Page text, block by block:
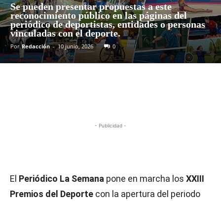
Se pueden presentar propuestas a este
reconocimiento público en las páginas del
periódico de deportistas, entidades o personas
vinculadas con el deporte.
Por Redacción - 10 junio, 2026 0
- Publicidad -
El Periódico La Semana pone en marcha los XXIII
Premios del Deporte con la apertura del periodo